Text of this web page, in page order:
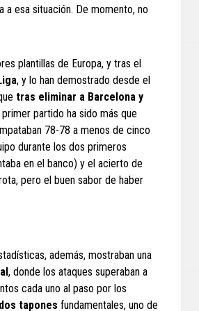
a esa situación. De momento, no
plantillas de Europa, y tras el
, y lo han demostrado desde el
tras eliminar a Barcelona y
partido ha sido más que
78-78 a menos de cinco
durante los dos primeros
en el banco) y el acierto de
pero el buen sabor de haber
además, mostraban una
, donde los ataques superaban a
cada uno al paso por los
dos tapones fundamentales, uno de